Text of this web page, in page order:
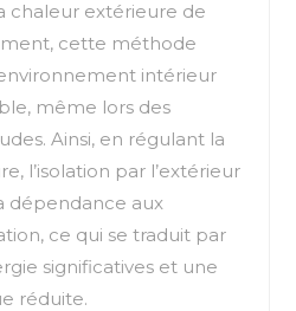
chaleur extérieure de
cette méthode
intérieur
même lors des
Ainsi, en régulant la
l’isolation par l’extérieur
dépendance aux
ce qui se traduit par
significatives et une
réduite.